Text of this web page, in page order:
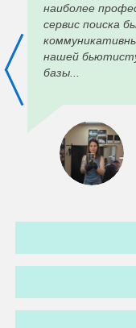
наиболее
сервис поиска
нашей
базы...